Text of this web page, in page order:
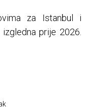
za Istanbul i
prije 2026.